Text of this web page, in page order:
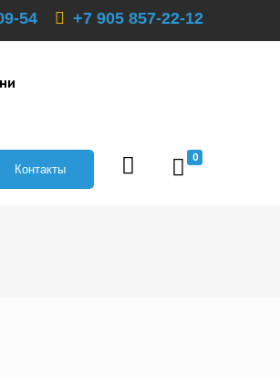
54 +7 905 857-22-12
0
Контакты